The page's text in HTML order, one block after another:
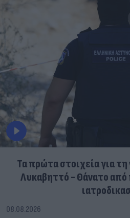
Τα πρώτα στοιχεία για
Λυκαβηττό - Θάνατο
08.08.2026